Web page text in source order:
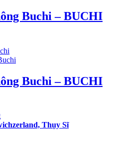
Buchi – BUCHI
Buchi – BUCHI
Thụy Sĩ